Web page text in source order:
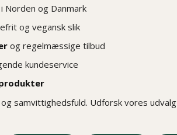
Norden og Danmark
og vegansk slik
og regelmæssige tilbud
kundeservice
samvittighedsfuld. Udforsk vores